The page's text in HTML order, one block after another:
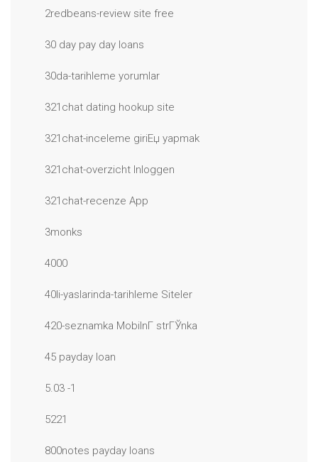
2redbeans-review site free
30 day pay day loans
30da-tarihleme yorumlar
321chat dating hookup site
321chat-inceleme giriЕџ yapmak
321chat-overzicht Inloggen
321chat-recenze App
3monks
4000
40li-yaslarinda-tarihleme Siteler
420-seznamka MobilnГ­ strГЎnka
45 payday loan
5.03 -1
5221
800notes payday loans